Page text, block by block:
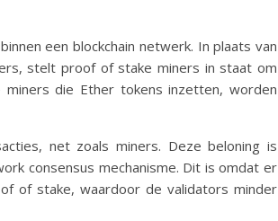
een blockchain netwerk. In plaats van
stelt proof of stake miners in staat om
die Ether tokens inzetten, worden
net zoals miners. Deze beloning is
consensus mechanisme. Dit is omdat er
of stake, waardoor de validators minder